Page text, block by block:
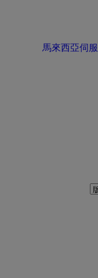
馬來西亞伺